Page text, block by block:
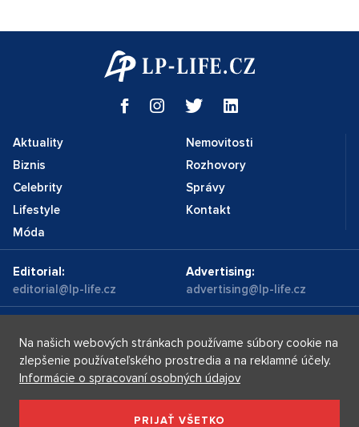
Aktuality
Biznis
Celebrity
Lifestyle
Móda
Nemovitosti
Rozhovory
Správy
Kontakt
Editorial:
editorial@lp-life.cz
Advertising:
advertising@lp-life.cz
Luxury real estates
Supermakléřky.cz
Na našich webových stránkach používame súbory cookie na
zlepšenie používateľského prostredia a na reklamné účely.
Informácie o spracovaní osobných údajov
PRIJAŤ VŠETKO